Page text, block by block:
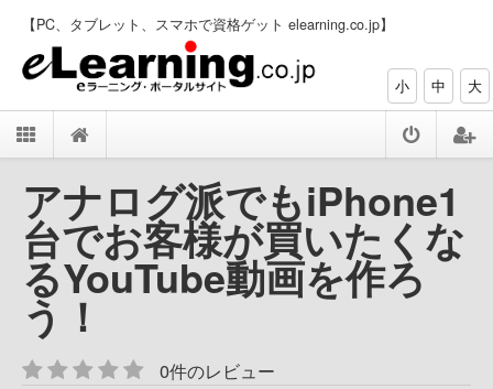
【PC、タブレット、スマホで資格ゲット elearning.co.jp】
小 中 大
アナログ派でもiPhone1
台でお客様が買いたくな
るYouTube動画を作ろ
う！
0件のレビュー